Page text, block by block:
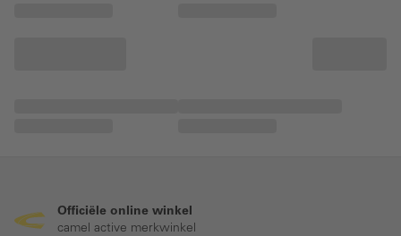
Officiële online winkel
camel active merkwinkel